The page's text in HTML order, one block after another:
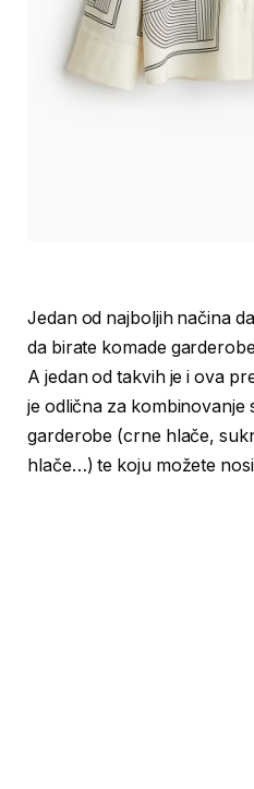
Jedan od najboljih načina
da birate komade
A jedan od takvih je i ova
je odlična za kombinovanje
garderobe (crne hlače,
hlače…) te koju možete